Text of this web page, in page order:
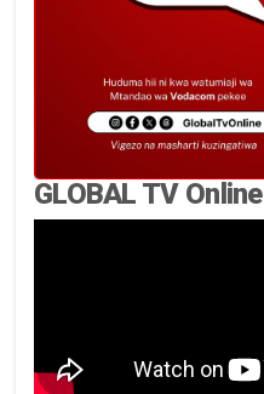
GLOBAL TV Online